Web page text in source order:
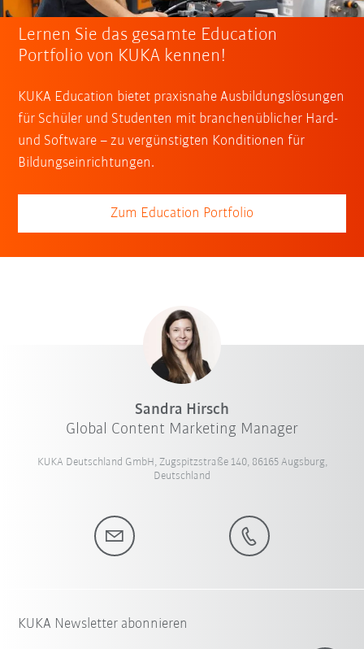
Lernen Sie das gesamte Education
Portfolio von KUKA kennen!
KUKA Education bietet praxisnahe Ausbildungslösungen
für Schüler und Studenten mit branchenüblicher Hard-
und Software – zu vergünstigten Konditionen für
Bildungseinrichtungen.
Zum Education Portfolio
Sandra Hirsch
Global Content Marketing Manager
KUKA Deutschland GmbH, Zugspitzstraße 140, 86165 Augsburg,
Deutschland
KUKA Newsletter abonnieren